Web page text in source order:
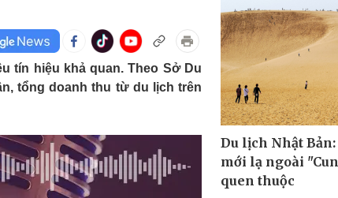
Ô tô - Xe máy
Xe máy
Tư vấn
Doanh nghiệp
Thông tin doanh nghiệp
Doanh nghiệp 24h
Doanh nhân
Vì cộng đồng
Giải trí
Nghệ sĩ
Thời trang
Tư vấn
tín hiệu khả quan. Theo Sở Du
tổng doanh thu từ du lịch trên
Du lịch Nhật
mới lạ ngoài
quen thuộc